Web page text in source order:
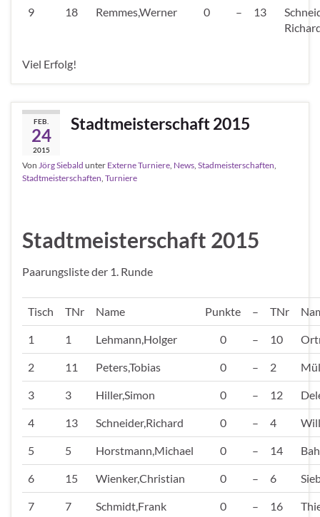
9 18 Remmes,Werner 0 – 13
Viel Erfolg!
FEB.
24
2015
Stadtmeisterschaft 2015
Von Jörg Siebald unter Externe Turniere News Stadmeisterschaften
Stadtmeisterschaften Turniere
Stadtmeisterschaft 2015
Paarungsliste der 1. Runde
Tisch TNr Name Punkte – TNr
1 1 Lehmann,Holger 0 – 10
2 11 Peters,Tobias 0 – 2
3 3 Hiller,Simon 0 – 12
4 13 Schneider,Richard 0 – 4
5 5 Horstmann,Michael 0 – 14
6 15 Wienker,Christian 0 – 6
7 7 Schmidt,Frank 0 – 16